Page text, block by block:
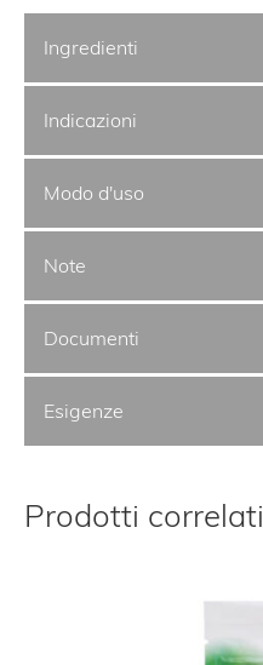
Ingredienti
Indicazioni
Modo d'uso
Note
Documenti
Esigenze
Prodotti correlati